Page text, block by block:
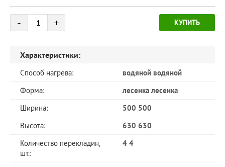
-
товара
+ КУПИТЬ
Характеристики:
Способ нагрева:
водяной водяной
Форма:
лесенка лесенка
Ширина:
500 500
Высота:
630 630
Количество перекладин,
шт.:
4 4